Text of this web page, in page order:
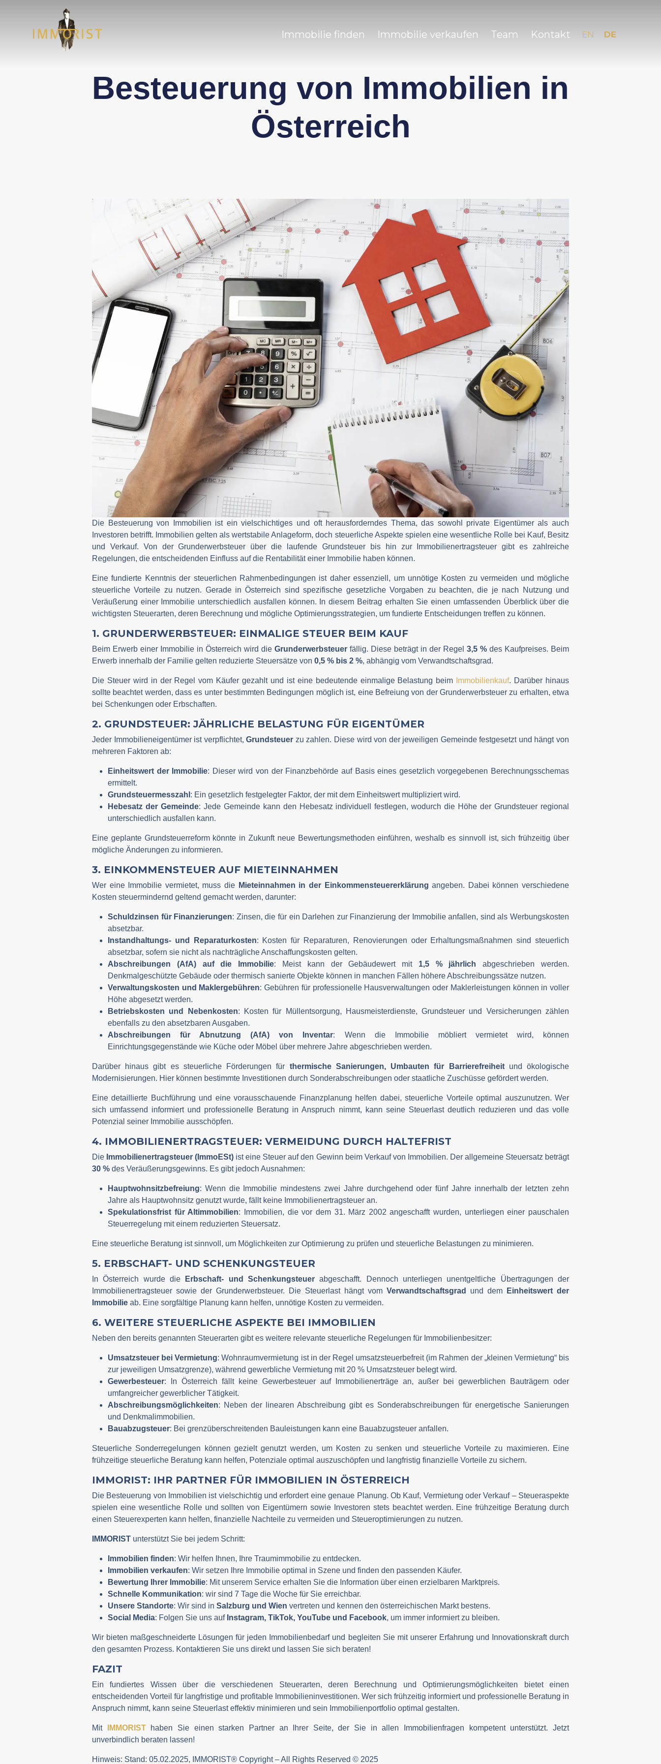
Immobilie finden Immobilie verkaufen Team Kontakt EN DE
Besteuerung von Immobilien in
Österreich
Die Besteuerung von Immobilien ist ein vielschichtiges und oft herausforderndes Thema, das sowohl private Eigentümer als auch
Investoren betrifft. Immobilien gelten als wertstabile Anlageform, doch steuerliche Aspekte spielen eine wesentliche Rolle bei Kauf, Besitz
und Verkauf. Von der Grunderwerbsteuer über die laufende Grundsteuer bis hin zur Immobilienertragsteuer gibt es zahlreiche
Regelungen, die entscheidenden Einfluss auf die Rentabilität einer Immobilie haben können.
Eine fundierte Kenntnis der steuerlichen Rahmenbedingungen ist daher essenziell, um unnötige Kosten zu vermeiden und mögliche
steuerliche Vorteile zu nutzen. Gerade in Österreich sind spezifische gesetzliche Vorgaben zu beachten, die je nach Nutzung und
Veräußerung einer Immobilie unterschiedlich ausfallen können. In diesem Beitrag erhalten Sie einen umfassenden Überblick über die
wichtigsten Steuerarten, deren Berechnung und mögliche Optimierungsstrategien, um fundierte Entscheidungen treffen zu können.
1. GRUNDERWERBSTEUER: EINMALIGE STEUER BEIM KAUF
Beim Erwerb einer Immobilie in Österreich wird die Grunderwerbsteuer fällig. Diese beträgt in der Regel 3,5 % des Kaufpreises. Beim
Erwerb innerhalb der Familie gelten reduzierte Steuersätze von 0,5 % bis 2 %, abhängig vom Verwandtschaftsgrad.
Die Steuer wird in der Regel vom Käufer gezahlt und ist eine bedeutende einmalige Belastung beim Immobilienkauf. Darüber hinaus
sollte beachtet werden, dass es unter bestimmten Bedingungen möglich ist, eine Befreiung von der Grunderwerbsteuer zu erhalten, etwa
bei Schenkungen oder Erbschaften.
2. GRUNDSTEUER: JÄHRLICHE BELASTUNG FÜR EIGENTÜMER
Jeder Immobilieneigentümer ist verpflichtet,Grundsteuer zu zahlen. Diese wird von der jeweiligen Gemeinde festgesetzt und hängt von
mehreren Faktoren ab:
Einheitswert der Immobilie: Dieser wird von der Finanzbehörde auf Basis eines gesetzlich vorgegebenen Berechnungsschemas
ermittelt.
Grundsteuermesszahl : Ein gesetzlich festgelegter Faktor, der mit dem Einheitswert multipliziert wird.
Hebesatz der Gemeinde: Jede Gemeinde kann den Hebesatz individuell festlegen, wodurch die Höhe der Grundsteuer regional
unterschiedlich ausfallen kann.
Eine geplante Grundsteuerreform könnte in Zukunft neue Bewertungsmethoden einführen, weshalb es sinnvoll ist, sich frühzeitig über
mögliche Änderungen zu informieren.
3. EINKOMMENSTEUER AUF MIETEINNAHMEN
Wer eine Immobilie vermietet, muss die Mieteinnahmen in der Einkommensteuererklärung angeben. Dabei können verschiedene
Kosten steuermindernd geltend gemacht werden, darunter:
Schuldzinsen für Finanzierungen: Zinsen, die für ein Darlehen zur Finanzierung der Immobilie anfallen, sind als Werbungskosten
absetzbar.
Instandhaltungs- und Reparaturkosten: Kosten für Reparaturen, Renovierungen oder Erhaltungsmaßnahmen sind steuerlich
absetzbar, sofern sie nicht als nachträgliche Anschaffungskosten gelten.
Abschreibungen (AfA) auf die Immobilie: Meist kann der Gebäudewert mit 1,5 % jährlich abgeschrieben werden.
Denkmalgeschützte Gebäude oder thermisch sanierte Objekte können in manchen Fällen höhere Abschreibungssätze nutzen.
Verwaltungskosten und Maklergebühren: Gebühren für professionelle Hausverwaltungen oder Maklerleistungen können in voller
Höhe abgesetzt werden.
Betriebskosten und Nebenkosten: Kosten für Müllentsorgung, Hausmeisterdienste, Grundsteuer und Versicherungen zählen
ebenfalls zu den absetzbaren Ausgaben.
Abschreibungen für Abnutzung (AfA) von Inventar: Wenn die Immobilie möbliert vermietet wird, können
Einrichtungsgegenstände wie Küche oder Möbel über mehrere Jahre abgeschrieben werden.
Darüber hinaus gibt es steuerliche Förderungen für thermische Sanierungen, Umbauten für Barrierefreiheitund ökologische
Modernisierungen. Hier können bestimmte Investitionen durch Sonderabschreibungen oder staatliche Zuschüsse gefördert werden.
Eine detaillierte Buchführung und eine vorausschauende Finanzplanung helfen dabei, steuerliche Vorteile optimal auszunutzen. Wer
sich umfassend informiert und professionelle Beratung in Anspruch nimmt, kann seine Steuerlast deutlich reduzieren und das volle
Potenzial seiner Immobilie ausschöpfen.
4. IMMOBILIENERTRAGSTEUER: VERMEIDUNG DURCH HALTEFRIST
Die Immobilienertragsteuer (ImmoESt) ist eine Steuer auf den Gewinn beim Verkauf von Immobilien. Der allgemeine Steuersatz beträgt
30 % des Veräußerungsgewinns. Es gibt jedoch Ausnahmen:
Hauptwohnsitzbefreiung: Wenn die Immobilie mindestens zwei Jahre durchgehend oder fünf Jahre innerhalb der letzten zehn
Jahre als Hauptwohnsitz genutzt wurde, fällt keine Immobilienertragsteuer an.
Spekulationsfrist für Altimmobilien: Immobilien, die vor dem 31. März 2002 angeschafft wurden, unterliegen einer pauschalen
Steuerregelung mit einem reduzierten Steuersatz.
Eine steuerliche Beratung ist sinnvoll, um Möglichkeiten zur Optimierung zu prüfen und steuerliche Belastungen zu minimieren.
5. ERBSCHAFT- UND SCHENKUNGSTEUER
In Österreich wurde die Erbschaft- und Schenkungsteuer abgeschafft. Dennoch unterliegen unentgeltliche Übertragungen der
Immobilienertragsteuer sowie der Grunderwerbsteuer. Die Steuerlast hängt vom Verwandtschaftsgrad und dem
Einheitswert der
Immobilie ab. Eine sorgfältige Planung kann helfen, unnötige Kosten zu vermeiden.
6. WEITERE STEUERLICHE ASPEKTE BEI IMMOBILIEN
Neben den bereits genannten Steuerarten gibt es weitere relevante steuerliche Regelungen für Immobilienbesitzer:
Umsatzsteuer bei Vermietung: Wohnraumvermietung ist in der Regel umsatzsteuerbefreit (im Rahmen der „kleinen Vermietung“ bis
zur jeweiligen Umsatzgrenze), während gewerbliche Vermietung mit 20 % Umsatzsteuer belegt wird.
Gewerbesteuer: In Österreich fällt keine Gewerbesteuer auf Immobilienerträge an, außer bei gewerblichen Bauträgern oder
umfangreicher gewerblicher Tätigkeit.
Abschreibungsmöglichkeiten: Neben der linearen Abschreibung gibt es Sonderabschreibungen für energetische Sanierungen
und Denkmalimmobilien.
Bauabzugsteuer: Bei grenzüberschreitenden Bauleistungen kann eine Bauabzugsteuer anfallen.
Steuerliche Sonderregelungen können gezielt genutzt werden, um Kosten zu senken und steuerliche Vorteile zu maximieren. Eine
frühzeitige steuerliche Beratung kann helfen, Potenziale optimal auszuschöpfen und langfristig finanzielle Vorteile zu sichern.
IMMORIST: IHR PARTNER FÜR IMMOBILIEN IN ÖSTERREICH
Die Besteuerung von Immobilien ist vielschichtig und erfordert eine genaue Planung. Ob Kauf, Vermietung oder Verkauf – Steueraspekte
spielen eine wesentliche Rolle und sollten von Eigentümern sowie Investoren stets beachtet werden. Eine frühzeitige Beratung durch
einen Steuerexperten kann helfen, finanzielle Nachteile zu vermeiden und Steueroptimierungen zu nutzen.
IMMORIST unterstützt Sie bei jedem Schritt:
Immobilien finden: Wir helfen Ihnen, Ihre Traumimmobilie zu entdecken.
Immobilien verkaufen: Wir setzen Ihre Immobilie optimal in Szene und finden den passenden Käufer.
Bewertung Ihrer Immobilie: Mit unserem Service erhalten Sie die Information über einen erzielbaren Marktpreis.
Schnelle Kommunikation: wir sind 7 Tage die Woche für Sie erreichbar.
Unsere Standorte: Wir sind in Salzburg und Wien vertreten und kennen den österreichischen Markt bestens.
Social Media: Folgen Sie uns auf Instagram, TikTok, YouTube und Facebook, um immer informiert zu bleiben.
Wir bieten maßgeschneiderte Lösungen für jeden Immobilienbedarf und begleiten Sie mit unserer Erfahrung und Innovationskraft durch
den gesamten Prozess. Kontaktieren Sie uns direkt und lassen Sie sich beraten!
FAZIT
Ein fundiertes Wissen über die verschiedenen Steuerarten, deren Berechnung und Optimierungsmöglichkeiten bietet einen
entscheidenden Vorteil für langfristige und profitable Immobilieninvestitionen. Wer sich frühzeitig informiert und professionelle Beratung in
Anspruch nimmt, kann seine Steuerlast effektiv minimieren und sein Immobilienportfolio optimal gestalten.
Mit IMMORISThaben Sie einen starken Partner an Ihrer Seite, der Sie in allen Immobilienfragen kompetent unterstützt. Jetzt
unverbindlich beraten lassen!
Hinweis: Stand: 05.02.2025, IMMORIST® Copyright – All Rights Reserved © 2025